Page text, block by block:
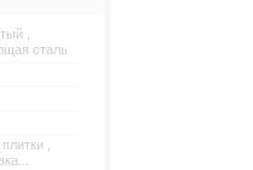
,
сталь
,